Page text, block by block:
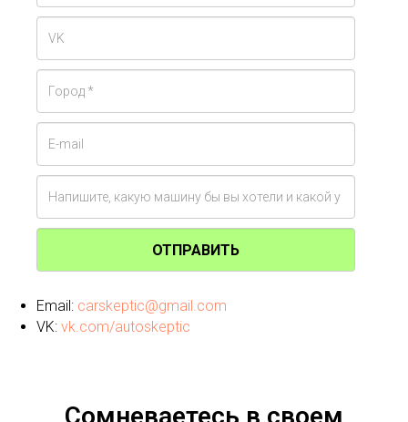
ОТПРАВИТЬ
Email: carskeptic@gmail.com
VK: vk.com/autoskeptic